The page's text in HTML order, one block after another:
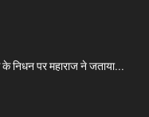
निधन पर महाराज ने जताया...